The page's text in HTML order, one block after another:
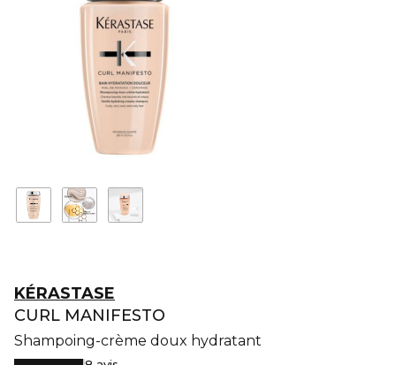
KÉRASTASE
CURL MANIFESTO
Shampoing-crème doux hydratant